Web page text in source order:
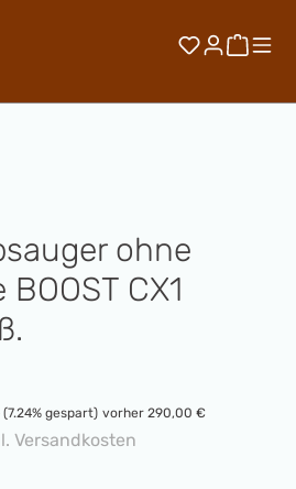
Du hast 0
ohne
CX1
Preis:
(7.24% gespart) vorher 290,00 €
Versandkosten